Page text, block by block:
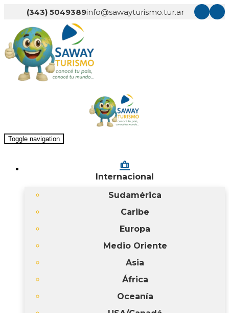
(343) 5049389info@sawayturismo.tur.ar
Toggle navigation
checked_bag
Internacional
Sudamérica
Caribe
Europa
Medio Oriente
Asia
África
Oceanía